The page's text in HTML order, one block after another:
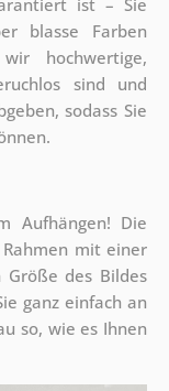
ist – Sie
blasse Farben
hochwertige,
sind und
sodass Sie
Aufhängen! Die
mit einer
Größe des Bildes
ganz einfach an
so, wie es Ihnen